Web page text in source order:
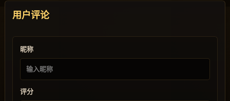
用户评论
昵称
评分